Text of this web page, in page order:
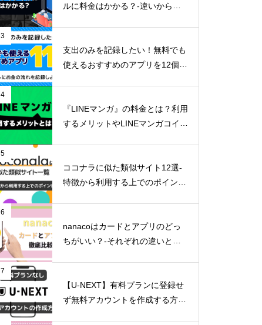
ルに料金はかかる？-違いからメ
3
支出のみを記録したい！無料でも
使えるおすすめのアプリを12個ご
4
『LINEマンガ』の料金とは？利用
するメリットやLINEマンガコイン
5
ココナラに似た類似サイト12選-
特徴から利用する上でのポイン
6
nanacoはカードとアプリのどっ
ちがいい？-それぞれの違いとメ
7
【U-NEXT】有料プランに登録せ
ず無料アカウントを作成する方法